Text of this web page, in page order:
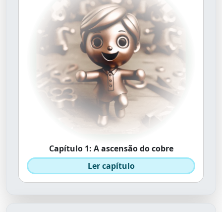
Capítulo 1: A ascensão do cobre
Ler capítulo